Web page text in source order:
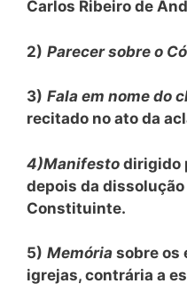
Carlos Ribeiro de
2) Parecer sobre o
3) Fala em nome do
recitado no ato da
4)Manifesto dirigido
depois da
Constituinte.
5) Memória sobre os
igrejas, contrária a